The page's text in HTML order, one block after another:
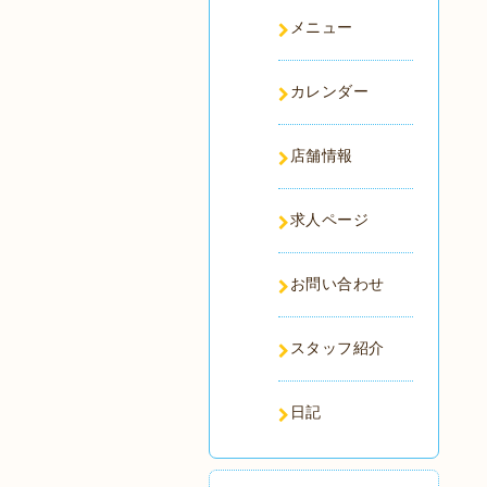
メニュー
カレンダー
店舗情報
求人ページ
お問い合わせ
スタッフ紹介
日記